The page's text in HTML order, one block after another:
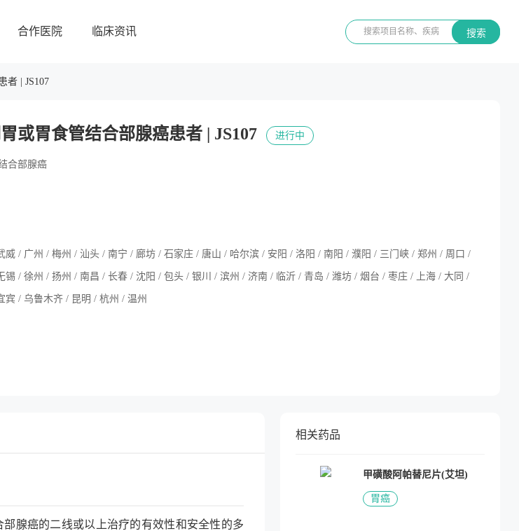
合作医院 临床资讯 搜索
者 | JS107
或胃食管结合部腺癌患者 | JS107 进行中
合部腺癌
威 / 广州 / 梅州 / 汕头 / 南宁 / 廊坊 / 石家庄 / 唐山 / 哈尔滨 / 安阳 / 洛阳 / 南阳 / 濮阳 / 三门峡 / 郑州 / 周口 /
锡 / 徐州 / 扬州 / 南昌 / 长春 / 沈阳 / 包头 / 银川 / 滨州 / 济南 / 临沂 / 青岛 / 潍坊 / 烟台 / 枣庄 / 上海 / 大同 /
宾 / 乌鲁木齐 / 昆明 / 杭州 / 温州
腺癌的二线或以上治疗的有效性和安全性的多
相关药品
甲磺酸阿帕替尼片(艾坦)
胃癌